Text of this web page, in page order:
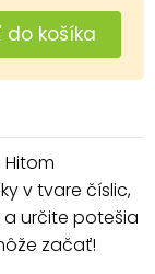
do košíka
v tvare číslic,
určite potešia
začať!